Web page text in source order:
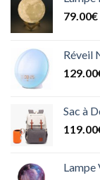
79.00€
Réveil
129.00
Sac à
119.00
Lampe